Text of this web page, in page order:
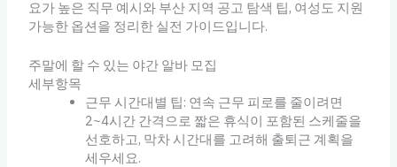
요가 높은 직무 예시와 부산 지역 공고 탐색 팁, 여성도 지원
가능한 옵션을 정리한 실전 가이드입니다.
주말에 할 수 있는 야간 알바 모집
세부항목
근무 시간대별 팁: 연속 근무 피로를 줄이려면
2~4시간 간격으로 짧은 휴식이 포함된 스케줄을
선호하고, 막차 시간대를 고려해 출퇴근 계획을
세우세요.